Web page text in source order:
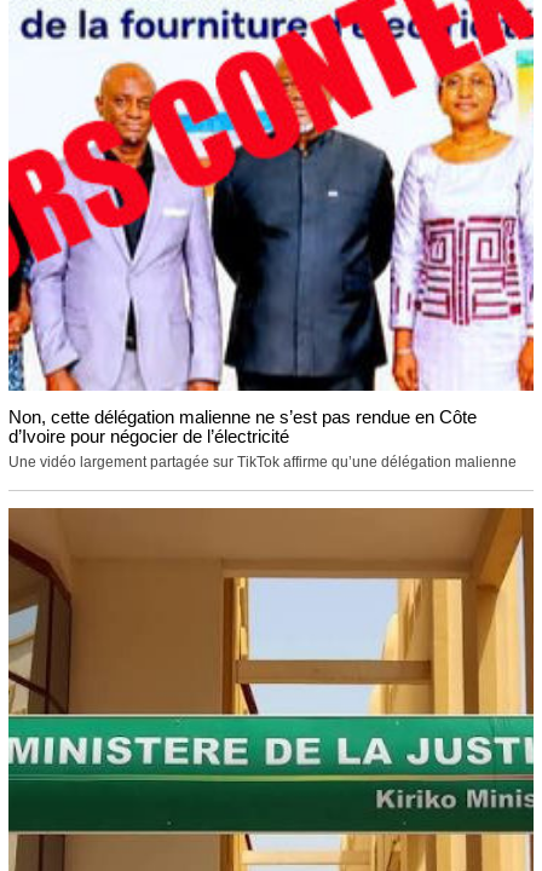
Non, cette délégation malienne ne s’est pas rendue en Côte
d’Ivoire pour négocier de l’électricité
Une vidéo largement partagée sur TikTok affirme qu’une délégation malienne